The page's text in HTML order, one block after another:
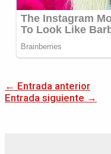
← Entrada anterior
Entrada siguiente →